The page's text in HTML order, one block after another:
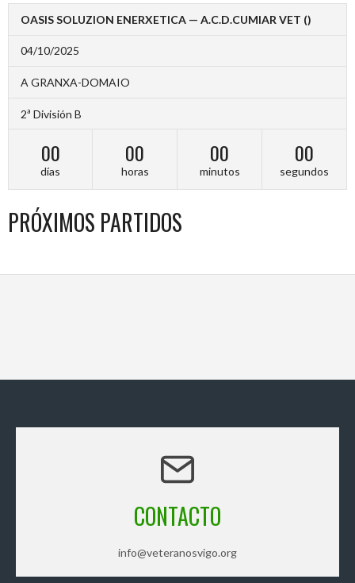
OASIS SOLUZION ENERXETICA — A.C.D.CUMIAR VET ()
04/10/2025
A GRANXA-DOMAIO
2ª División B
00
días
00
horas
00
minutos
00
segundos
PRÓXIMOS PARTIDOS
CONTACTO
info@veteranosvigo.org